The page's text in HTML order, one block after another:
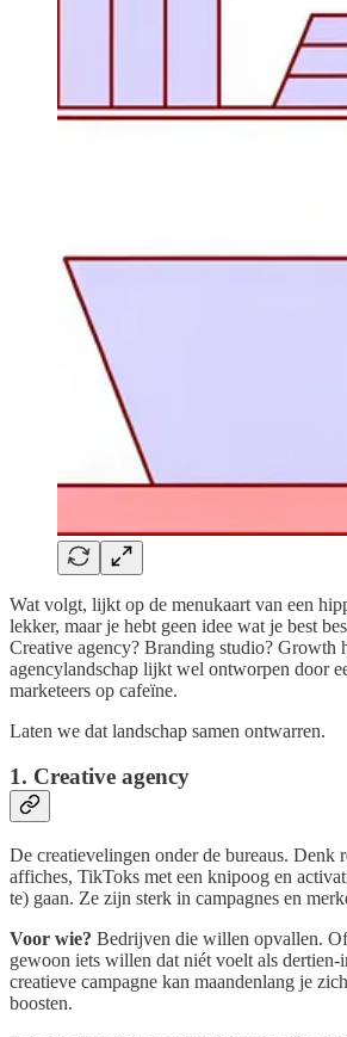
Wat volgt, lijkt op de menukaart van een
lekker, maar je hebt geen idee wat je best
Creative agency? Branding studio? Growth
agencylandschap lijkt wel ontworpen door
marketeers op cafeïne.
Laten we dat landschap samen ontwarren.
1. Creative agency
De creatievelingen onder de bureaus. Denk
affiches, TikToks met een knipoog en
te) gaan. Ze zijn sterk in campagnes en
Voor wie? Bedrijven die willen opvallen.
gewoon iets willen dat niét voelt als
creatieve campagne kan maandenlang je
boosten.